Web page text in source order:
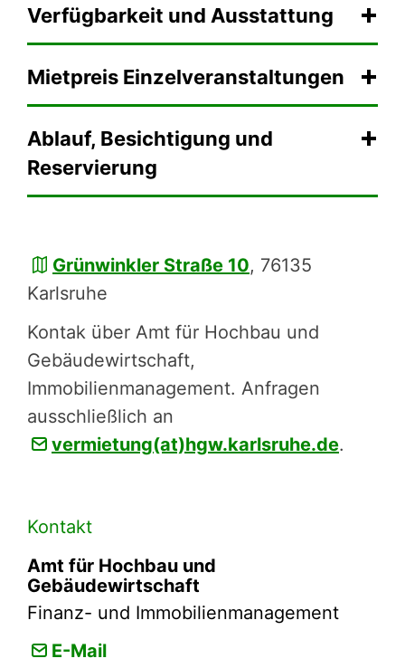
Verfügbarkeit und Ausstattung
Mietpreis Einzelveranstaltungen
Ablauf, Besichtigung und
Reservierung
Grünwinkler Straße 10, 76135
Karlsruhe
Kontak über Amt für Hochbau und
Gebäudewirtschaft,
Immobilienmanagement. Anfragen
ausschließlich an
vermietung(at)hgw.karlsruhe.de.
Kontakt
Amt für Hochbau und
Gebäudewirtschaft
Finanz- und Immobilienmanagement
E-Mail